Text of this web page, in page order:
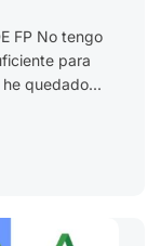
FP No tengo
para
quedado...